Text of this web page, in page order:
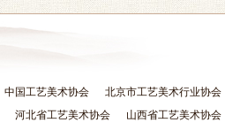
中国工艺美术协会
北京市工艺美术行业协会
河北省工艺美术协会
山西省工艺美术协会